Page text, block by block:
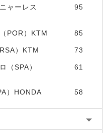
ャーレス
95
POR）KTM 85
）KTM 73
（SPA）
61
）HONDA 58